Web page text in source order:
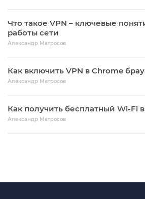
Что такое VPN – ключевые
работы сети
Александр Матросов
Как включить VPN в Chrome
Александр Матросов
Как получить бесплатный Wi-Fi
Александр Матросов